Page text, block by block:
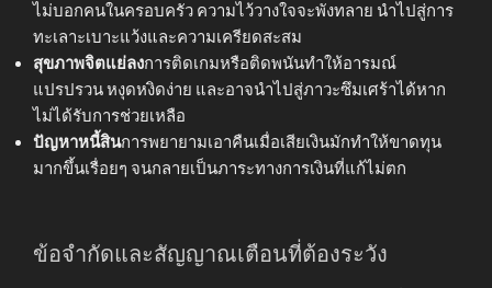
ไม่บอกคนในครอบครัว ความไว้วางใจจะพังทลาย นำไปสู่การ
ทะเลาะเบาะแว้งและความเครียดสะสม
สุขภาพจิตแย่ลงการติดเกมหรือติดพนันทำให้อารมณ์
แปรปรวน หงุดหงิดง่าย และอาจนำไปสู่ภาวะซึมเศร้าได้หาก
ไม่ได้รับการช่วยเหลือ
ปัญหาหนี้สินการพยายามเอาคืนเมื่อเสียเงินมักทำให้ขาดทุน
มากขึ้นเรื่อยๆ จนกลายเป็นภาระทางการเงินที่แก้ไม่ตก
ข้อจำกัดและสัญญาณเตือนที่ต้องระวัง